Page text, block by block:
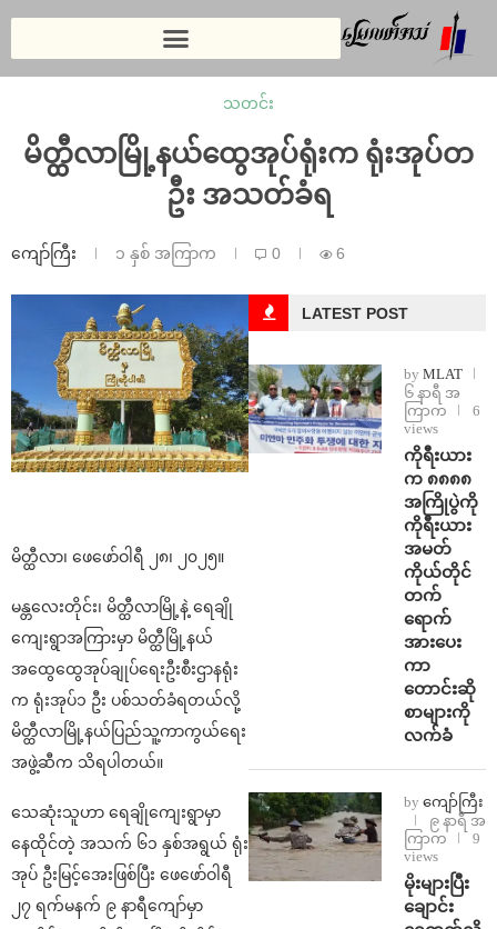
သတင်း
မိတ္ထီလာမြို့နယ်ထွေအုပ်ရုံးက ရုံးအုပ်တ
ဦး အသတ်ခံရ
ကျော်ကြီး ၁ နှစ် အကြာက 0 6
မိတ္ထီလာ၊ ဖေဖော်ဝါရီ ၂၈၊ ၂၀၂၅။
မန္တလေးတိုင်း၊ မိတ္ထီလာမြို့နဲ့ ရေချို
ကျေးရွာအကြားမှာ မိတ္ထီမြို့နယ်
အထွေထွေအုပ်ချုပ်ရေးဦးစီးဌာနရုံး
က ရုံးအုပ်၁ ဦး ပစ်သတ်ခံရတယ်လို့
မိတ္ထီလာမြို့နယ်ပြည်သူ့ကာကွယ်ရေး
အဖွဲ့ဆီက သိရပါတယ်။
သေဆုံးသူဟာ ရေချိုကျေးရွာမှာ
နေထိုင်တဲ့ အသက် ၆၁ နှစ်အရွယ် ရုံး
အုပ် ဦးမြင့်အေးဖြစ်ပြီး ဖေဖော်ဝါရီ
၂၇ ရက်မနက် ၉ နာရီကျော်မှာ
LATEST POST
by MLAT
၆ နာရီ အ
ကြာက
6
views
ကိုရီးယား
က ၈၈၈၈
အကြိုပွဲကို
ကိုရီးယား
အမတ်
ကိုယ်တိုင်
တက်
ရောက်
အားပေး
ကာ
တောင်းဆို
စာများကို
လက်ခံ
by ကျော်ကြီး
၉ နာရီ အ
ကြာက
9
views
⁨မိုးများပြီး
ချောင်း